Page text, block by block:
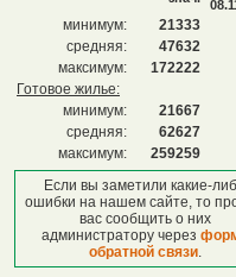
минимум: 21333
средняя:
47632
максимум:
172222
Готовое жилье:
минимум:
21667
средняя:
62627
максимум:
259259
Если вы заметили какие-
ошибки на нашем сайте, то
вас сообщить о них
администратору через
обратной связи.